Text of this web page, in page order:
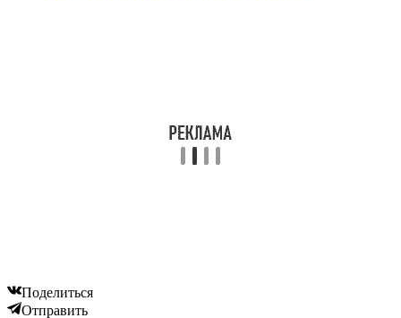
Поделиться
Отправить